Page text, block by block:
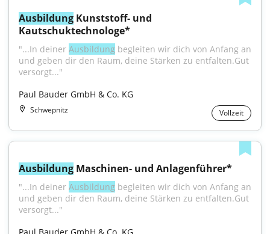
Ausbildung Kunststoff- und
Kautschuktechnologe*
"...In deiner Ausbildung begleiten wir dich von Anfang an
und geben dir den Raum, deine Stärken zu entfalten.Gut
versorgt..."
Paul Bauder GmbH & Co. KG
Schwepnitz Vollzeit
Ausbildung Maschinen- und Anlagenführer*
"...In deiner Ausbildung begleiten wir dich von Anfang an
und geben dir den Raum, deine Stärken zu entfalten.Gut
versorgt..."